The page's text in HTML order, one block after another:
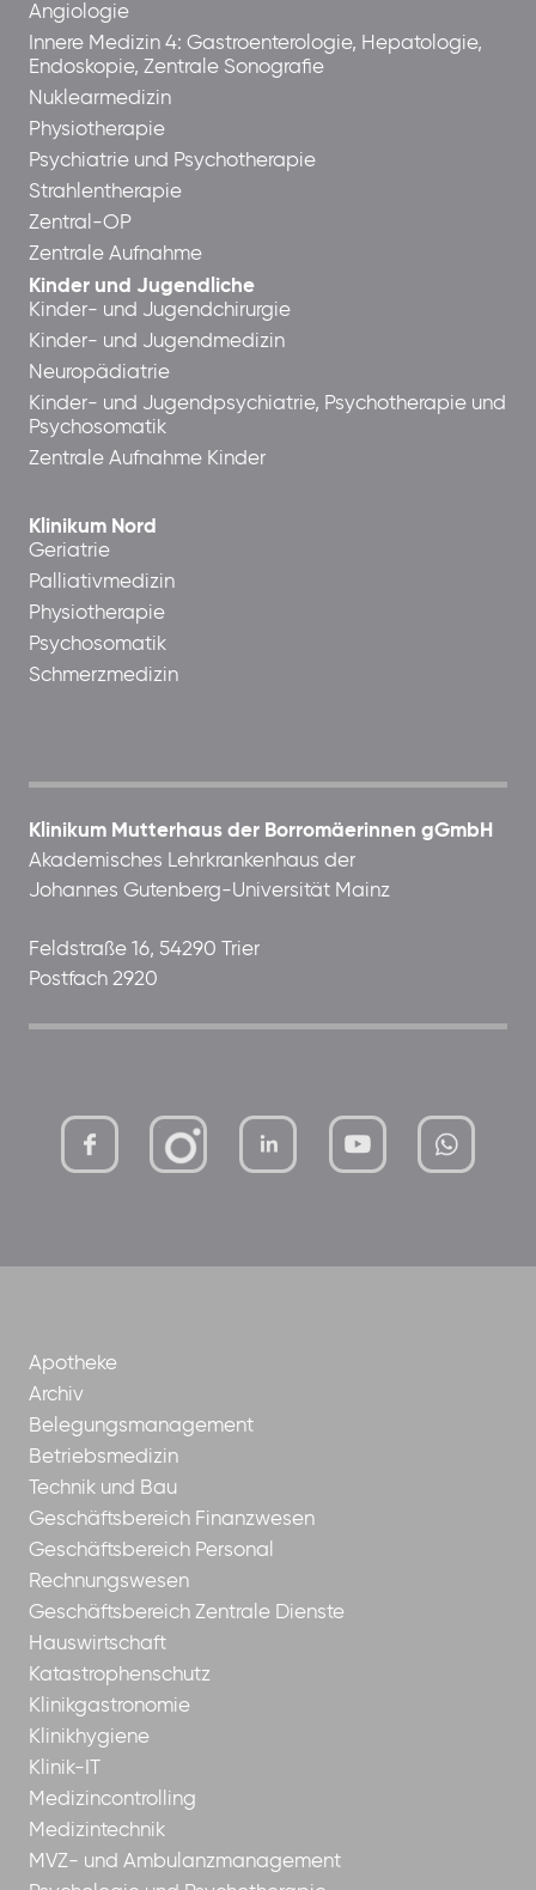
Angiologie
Innere Medizin 4: Gastroenterologie, Hepatologie,
Endoskopie, Zentrale Sonografie
Nuklearmedizin
Physiotherapie
Psychiatrie und Psychotherapie
Strahlentherapie
Zentral-OP
Zentrale Aufnahme
Kinder und Jugendliche
Kinder- und Jugendchirurgie
Kinder- und Jugendmedizin
Neuropädiatrie
Kinder- und Jugendpsychiatrie, Psychotherapie und
Psychosomatik
Zentrale Aufnahme Kinder
Klinikum Nord
Geriatrie
Palliativmedizin
Physiotherapie
Psychosomatik
Schmerzmedizin
Klinikum Mutterhaus der Borromäerinnen gGmbH
Akademisches Lehrkrankenhaus der
Johannes Gutenberg-Universität Mainz
Feldstraße 16, 54290 Trier
Postfach 2920
mutterhaus-xMBTtqOwC1KKBww
Apotheke
Archiv
Belegungsmanagement
Betriebsmedizin
Technik und Bau
Geschäftsbereich Finanzwesen
Geschäftsbereich Personal
Rechnungswesen
Geschäftsbereich Zentrale Dienste
Hauswirtschaft
Katastrophenschutz
Klinikgastronomie
Klinikhygiene
Klinik-IT
Medizincontrolling
Medizintechnik
MVZ- und Ambulanzmanagement